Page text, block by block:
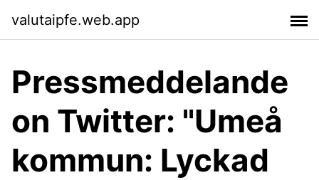
valutaipfe.web.app
Pressmeddelande
on Twitter: "Umeå
kommun: Lyckad